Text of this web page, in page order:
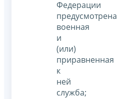
Федерации
предусмотрена
военная
и
(или)
приравненная
к
ней
служба;